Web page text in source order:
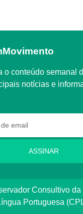
notícias e
ASSINAR
Portuguesa